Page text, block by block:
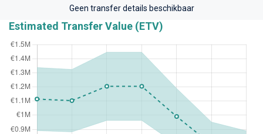
Geen transfer details beschikbaar
Estimated Transfer Value (ETV)